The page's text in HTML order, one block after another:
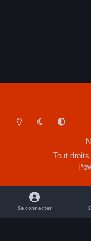
Light ModeDark ModeSystem
Tout
Se connecter